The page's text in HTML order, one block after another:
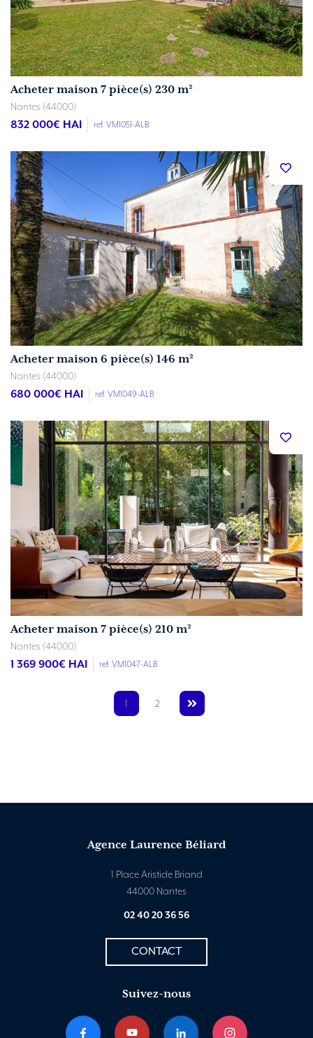
Acheter maison 7 pièce(s) 230 m²
Nantes (44000)
832 000€ HAI ref. VM1051-ALB
Acheter maison 6 pièce(s) 146 m²
Nantes (44000)
680 000€ HAI ref. VM1049-ALB
Acheter maison 7 pièce(s) 210 m²
Nantes (44000)
1 369 900€ HAI ref. VM1047-ALB
1 2
Agence Laurence Béliard
1 Place Aristide Briand
44000 Nantes
02 40 20 36 56
CONTACT
Suivez-nous